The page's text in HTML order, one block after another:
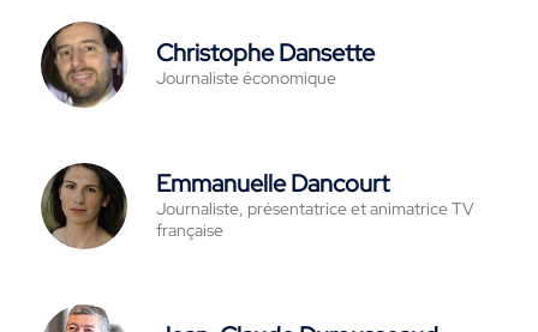
Christophe Dansette
Journaliste économique
Emmanuelle Dancourt
Journaliste, présentatrice et animatrice TV
française